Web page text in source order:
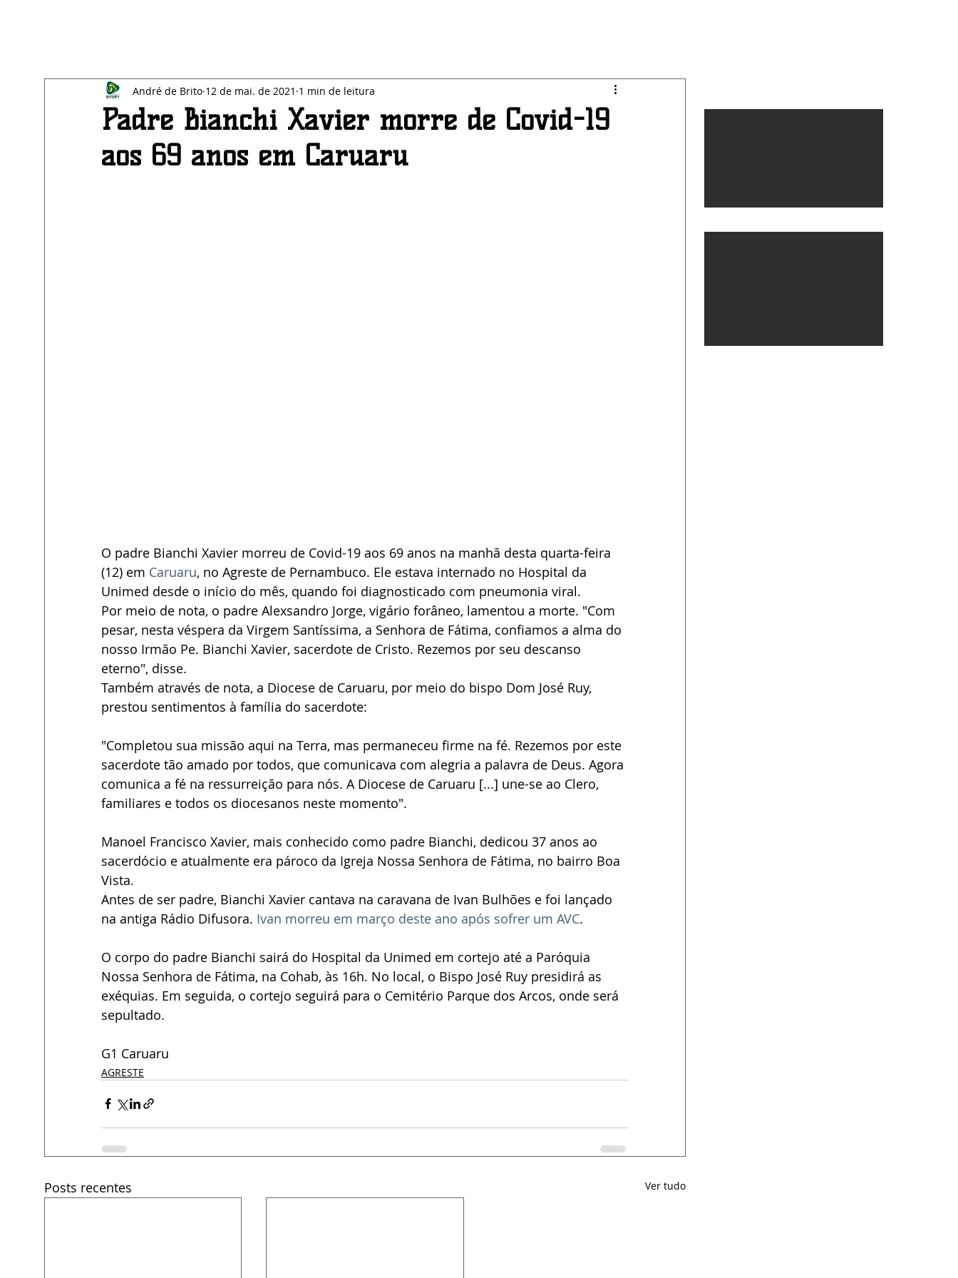
ECONOMIA AGRESTE
Padre Bianchi Xavier morre de Covid-19
aos 69 anos em Caruaru
André de Brito 12 de mai. de 2021 1 min de leitura
O padre Bianchi Xavier morreu de Covid-19 aos 69 anos na manhã desta quarta-feira
(12) em Caruaru, no Agreste de Pernambuco. Ele estava internado no Hospital da
Unimed desde o início do mês, quando foi diagnosticado com pneumonia viral.
Por meio de nota, o padre Alexsandro Jorge, vigário forâneo, lamentou a morte. "Com
pesar, nesta véspera da Virgem Santíssima, a Senhora de Fátima, confiamos a alma do
nosso Irmão Pe. Bianchi Xavier, sacerdote de Cristo. Rezemos por seu descanso
eterno", disse.
Também através de nota, a Diocese de Caruaru, por meio do bispo Dom José Ruy,
prestou sentimentos à família do sacerdote:
"Completou sua missão aqui na Terra, mas permaneceu firme na fé. Rezemos por este
sacerdote tão amado por todos, que comunicava com alegria a palavra de Deus. Agora
comunica a fé na ressurreição para nós. A Diocese de Caruaru [...] une-se ao Clero,
familiares e todos os diocesanos neste momento".
Manoel Francisco Xavier, mais conhecido como padre Bianchi, dedicou 37 anos ao
sacerdócio e atualmente era pároco da Igreja Nossa Senhora de Fátima, no bairro Boa
Vista.
Antes de ser padre, Bianchi Xavier cantava na caravana de Ivan Bulhões e foi lançado
na antiga Rádio Difusora. Ivan morreu em março deste ano após sofrer um AVC.
O corpo do padre Bianchi sairá do Hospital da Unimed em cortejo até a Paróquia
Nossa Senhora de Fátima, na Cohab, às 16h. No local, o Bispo José Ruy presidirá as
exéquias. Em seguida, o cortejo seguirá para o Cemitério Parque dos Arcos, onde será
sepultado.
G1 Caruaru
AGRESTE
Posts recentes Ver tudo